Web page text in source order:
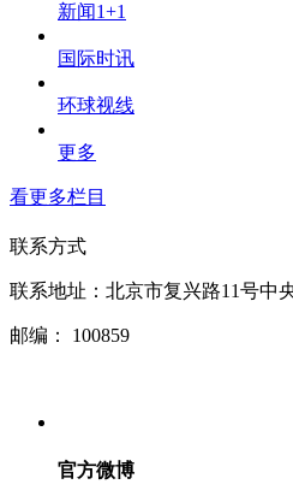
新闻1+1
国际时讯
环球视线
更多
看更多栏目
联系方式
联系地址： 北京市复兴路11号中
邮编： 100859
官方微博